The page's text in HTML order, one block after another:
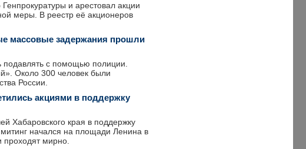
и арестовал акции
меры. В реестр её акционеров
массовые задержания прошли
с помощью полиции.
Около 300 человек были
России.
акциями в поддержку
Хабаровского края в поддержку
начался на площади Ленина в
мирно.